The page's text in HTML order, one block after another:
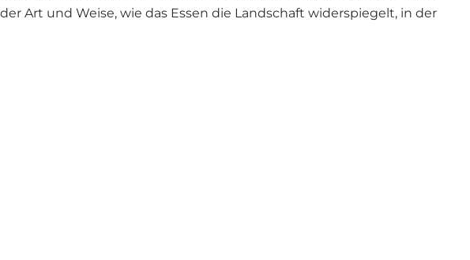
Art und Weise, wie das Essen die Landschaft widerspiegelt, in der